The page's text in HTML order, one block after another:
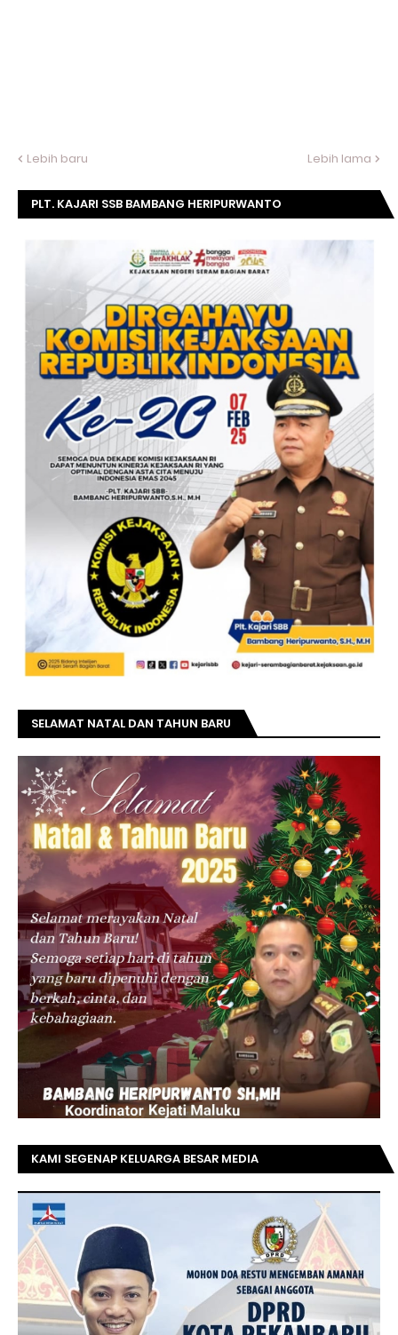
Lebih baru Lebih lama
PLT. KAJARI SSB BAMBANG HERIPURWANTO
KEJAKSAAN RI KE- 20 TAHUN.
SELAMAT NATAL DAN TAHUN BARU
KAMI SEGENAP KELUARGA BESAR MEDIA
BAPAK ACHMAD FAISAL REZ